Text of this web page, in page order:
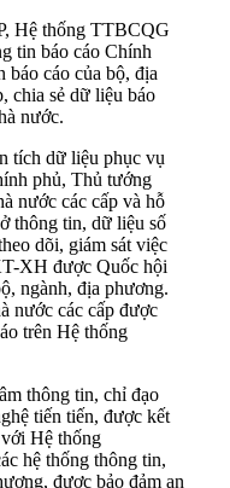
Hệ thống TTBCQG
tin báo cáo Chính
cáo của bộ, địa
chia sẻ dữ liệu báo
nước.
tích dữ liệu phục vụ
phủ, Thủ tướng
nước các cấp và hỗ
thông tin, dữ liệu số
dõi, giám sát việc
XH được Quốc hội
ngành, địa phương.
nước các cấp được
trên Hệ thống
thông tin, chỉ đạo
tiến tiến, được kết
Hệ thống
hệ thống thông tin,
được bảo đảm an